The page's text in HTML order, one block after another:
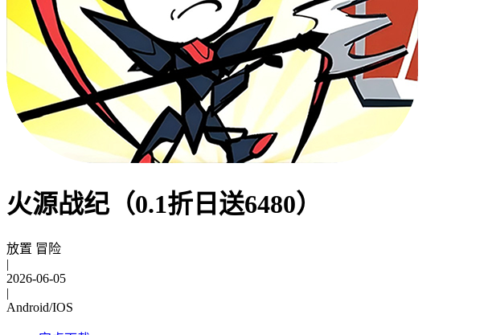
火源战纪（0.1折日送6480）
放置 冒险
|
2026-06-05
|
Android/IOS